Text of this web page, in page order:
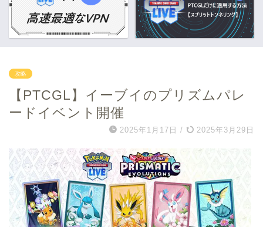
攻略
【PTCGL】イーブイのプリズムパレ
ードイベント開催
2025年1月17日 / 2025年3月29日